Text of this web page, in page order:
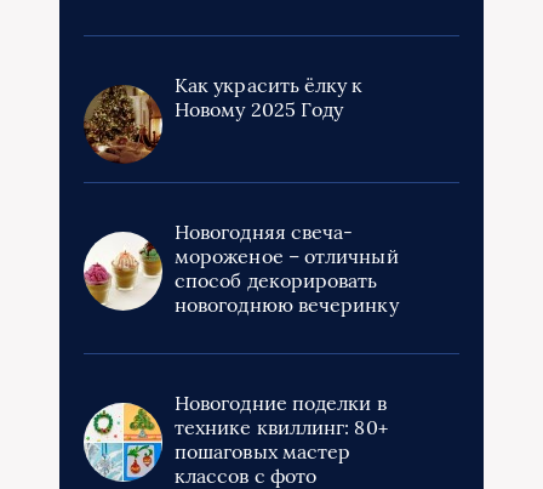
Как украсить ёлку к
Новому 2025 Году
Новогодняя свеча-
мороженое – отличный
способ декорировать
новогоднюю вечеринку
Новогодние поделки в
технике квиллинг: 80+
пошаговых мастер
классов с фото